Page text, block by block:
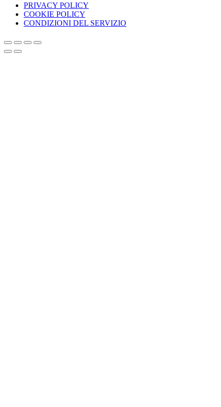
PRIVACY POLICY
COOKIE POLICY
CONDIZIONI DEL SERVIZIO